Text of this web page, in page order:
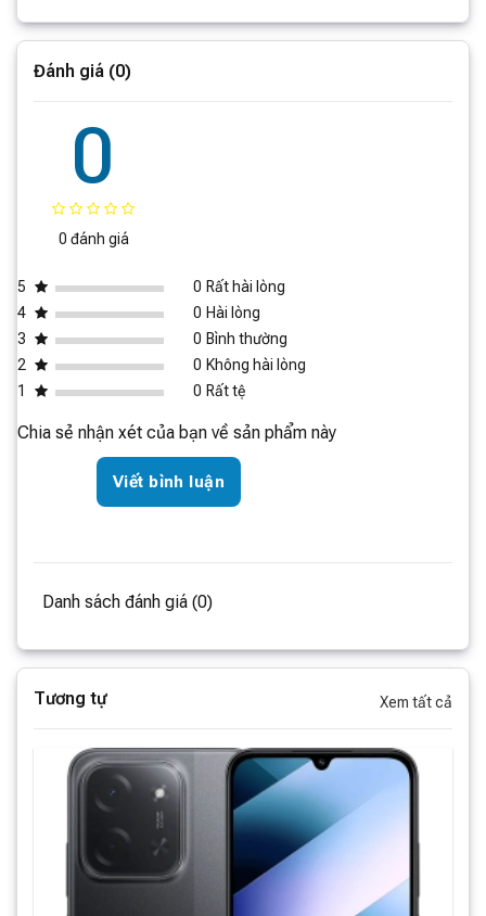
Đánh giá (0)
0
0 đánh giá
5 0 Rất hài lòng
4
0 Hài lòng
3
0 Bình thường
2
0 Không hài lòng
1
0 Rất tệ
Chia sẻ nhận xét của bạn về sản phẩm này
Viết bình luận
Danh sách đánh giá (0)
Tương tự Xem tất cả